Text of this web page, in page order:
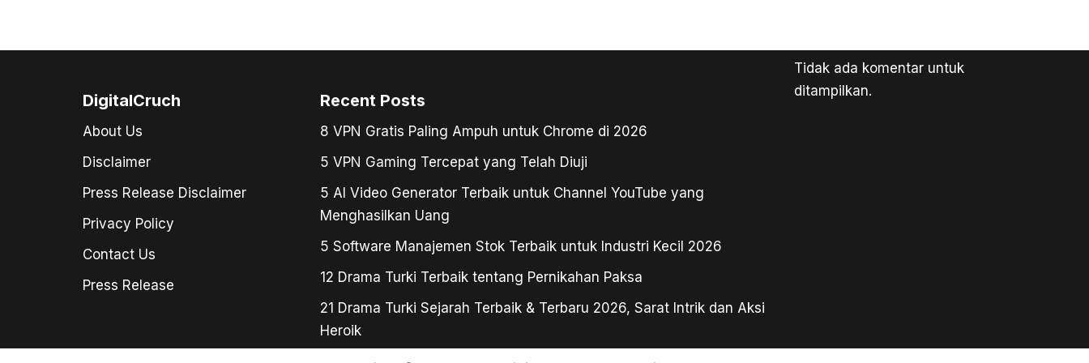
DigitalCruch
About Us
Disclaimer
Press Release Disclaimer
Privacy Policy
Contact Us
Press Release
Recent Posts
8 VPN Gratis Paling Ampuh untuk Chrome di 2026
5 VPN Gaming Tercepat yang Telah Diuji
5 AI Video Generator Terbaik untuk Channel YouTube yang
Menghasilkan Uang
5 Software Manajemen Stok Terbaik untuk Industri Kecil 2026
12 Drama Turki Terbaik tentang Pernikahan Paksa
21 Drama Turki Sejarah Terbaik & Terbaru 2026, Sarat Intrik dan Aksi
Heroik
Tidak ada komentar untuk
ditampilkan.